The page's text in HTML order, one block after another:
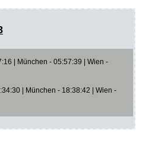
| München - 05:57:39 | Wien -
| München - 18:38:42 | Wien -